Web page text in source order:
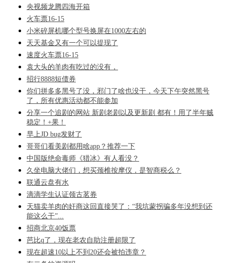
央视频龙腾四海开箱
火车票16-15
小米碎屏机哪个型号换屏在1000左右的
天天基金又有一个可以提现了
速度火车票16-15
袁大头的羊肉有吃过的没有，
招行8888短债券
你们拼多多黑号了没，邪门了啥也没干，今天下午突然黑号
了，所有优惠活动都不能参加
分享一个追剧的网站 新剧老剧以及更新剧 都有！用了半年贼
稳定！+果！
早上JD bug发财了
哥哥们看美剧都用啥app？推荐一下
中国版绝命毒师《猎冰》有人看没？
久坐电脑大佬们，想买颈椎按摩仪，是智商税么？
联通云盘有水
滴滴学生认证领古茗券
天猫卖羊肉的奸商这回直接哭了：“我坑蒙拐骗多年没想到还
能这么干”...
招商北京40饭票
芭比q了，现在老农自助注册超限了
现在超速10以上不到20还会被拍违章？